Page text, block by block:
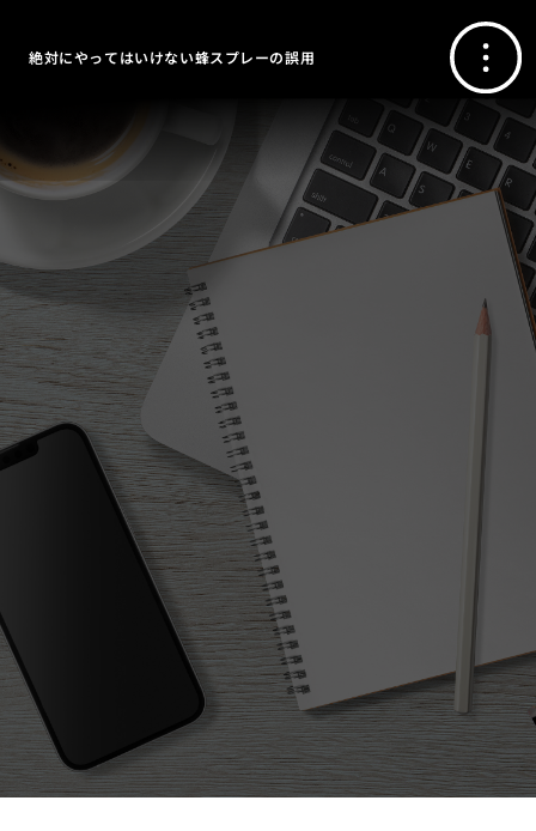
絶対にやってはいけない蜂スプレーの誤用